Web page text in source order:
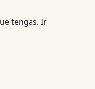
tengas. Ir